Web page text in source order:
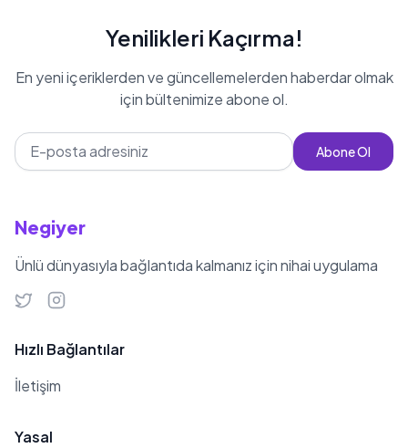
Yenilikleri Kaçırma!
En yeni içeriklerden ve güncellemelerden haberdar olmak
için bültenimize abone ol.
Abone Ol
Negiyer
Ünlü dünyasıyla bağlantıda kalmanız için nihai uygulama
Hızlı Bağlantılar
İletişim
Yasal